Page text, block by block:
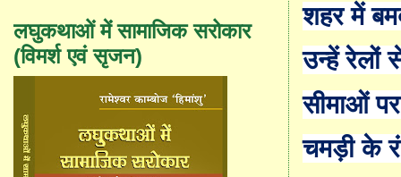
शहर में
उन्हें रेलों
सीमाओं
चमड़ी के रं
लघुकथाओं में सामाजिक सरोकार
(विमर्श एवं सृजन)